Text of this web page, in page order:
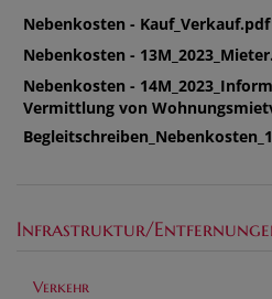
Nebenkosten - Kauf_Verkauf.pdf
Nebenkosten -
Nebenkosten -
Vermittlung von
Infrastruktur/
Verkehr